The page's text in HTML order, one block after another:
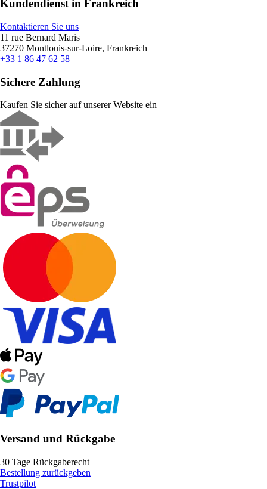
Kundendienst in Frankreich
Kontaktieren Sie uns
11 rue Bernard Maris
37270 Montlouis-sur-Loire, Frankreich
+33 1 86 47 62 58
Sichere Zahlung
Kaufen Sie sicher auf unserer Website ein
Versand und Rückgabe
30 Tage Rückgaberecht
Bestellung zurückgeben
Trustpilot